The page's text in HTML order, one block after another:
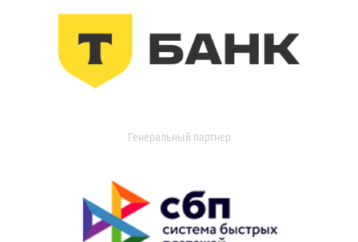
Генеральный партнер